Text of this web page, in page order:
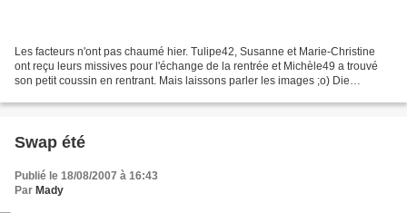
Les facteurs n'ont pas chaumé hier. Tulipe42, Susanne et Marie-Christine
ont reçu leurs missives pour l'échange de la rentrée et Michèle49 a trouvé
son petit coussin en rentrant. Mais laissons parler les images ;o) Die
Swap été
Publié le 18/08/2007 à 16:43
Par Mady